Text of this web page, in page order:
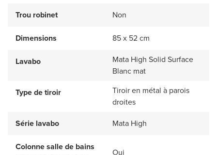
Trou robinet Non
Dimensions 85 x 52 cm
Lavabo
Mata High Solid Surface
Blanc mat
Type de tiroir
Tiroir en métal à parois
droites
Série lavabo
Mata High
Colonne salle de bains
Oui